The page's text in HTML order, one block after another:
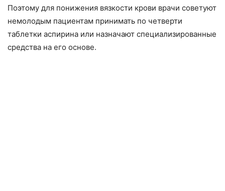
Поэтому для понижения вязкости крови врачи советуют
немолодым пациентам принимать по четверти
таблетки аспирина или назначают специализированные
средства на его основе.